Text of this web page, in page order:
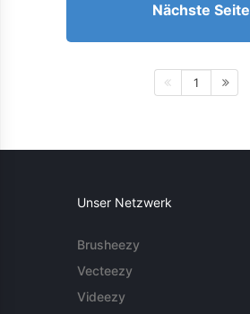
Nächste Seite
1
Unser Netzwerk
Brusheezy
Vecteezy
Videezy